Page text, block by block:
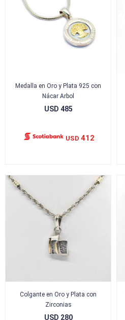
Medalla en Oro y Plata 925 con
Nácar Arbol
USD 485
USD 412
Colgante en Oro y Plata con
Zirconias
USD 280